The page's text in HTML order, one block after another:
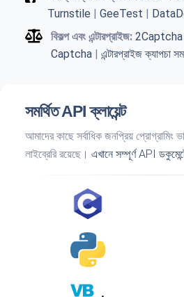
Turnstile | GeeTest |
বিকল্প এবং এন্টারপ্রাইজ: 2Captcha
Captcha | এন্টারপ্রাইজ ক্যাপচা
সমর্থিত API ক্লায়েন্ট
আমাদের কাছে সর্বাধিক জনপ্রিয় প্রোগ্রামিং
লাইব্রেরি রয়েছে। এখানে সম্পূর্ণ API